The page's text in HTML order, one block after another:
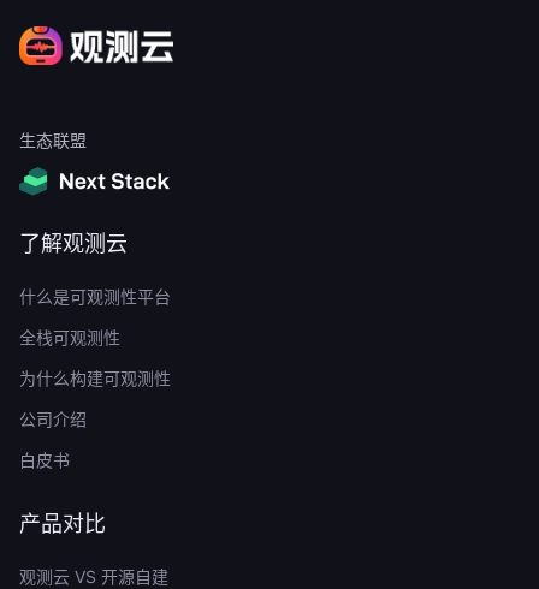
生态联盟
了解观测云
什么是可观测性平台
全栈可观测性
为什么构建可观测性
公司介绍
白皮书
产品对比
观测云 VS 开源自建